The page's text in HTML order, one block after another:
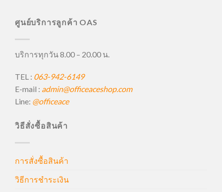
ศูนย์บริการลูกค้า OAS
บริการทุกวัน 8.00 – 20.00 น.
TEL : 063-942-6149
E-mail : admin@officeaceshop.com
Line: @officeace
วิธีสั่งซื้อสินค้า
การสั่งซื้อสินค้า
วิธีการชำระเงิน